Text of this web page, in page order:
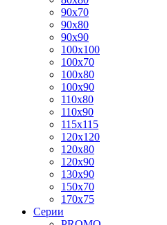
90x70
90x80
90x90
100x100
100x70
100x80
100x90
110x80
110x90
115x115
120x120
120x80
120x90
130x90
150x70
170x75
Серии